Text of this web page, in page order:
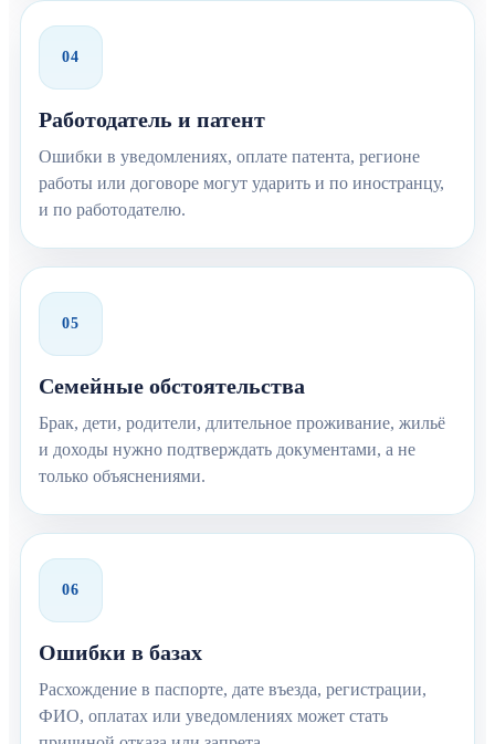
04
Работодатель и патент
Ошибки в уведомлениях, оплате патента, регионе
работы или договоре могут ударить и по иностранцу,
и по работодателю.
05
Семейные обстоятельства
Брак, дети, родители, длительное проживание, жильё
и доходы нужно подтверждать документами, а не
только объяснениями.
06
Ошибки в базах
Расхождение в паспорте, дате въезда, регистрации,
ФИО, оплатах или уведомлениях может стать